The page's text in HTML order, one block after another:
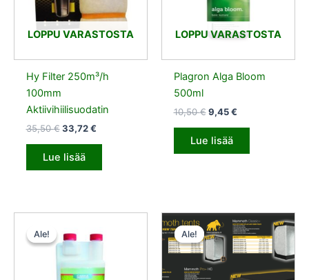
LOPPU VARASTOSTA
Hy Filter 250m³/h
100mm
Aktiivihiilisuodatin
35,50€ 33,72€
Lue lisää
LOPPU VARASTOSTA
Plagron Alga Bloom
500ml
10,50€ 9,45€
Lue lisää
Ale!
Ale!
oli:
15,50 €.
on:
Ale!
Ale!
Alkuperäinen
hinta
oli:
253,00 €.
Nykyinen
hinta
on:
227,70 €.